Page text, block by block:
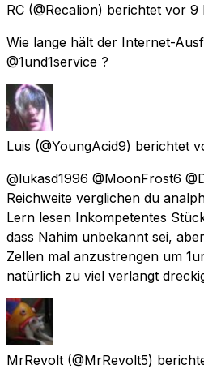
RC (@Recalion) berichtet vor 9
Wie lange hält der Internet-
@1und1service ?
Luis (@YoungAcid9) berichtet
@lukasd1996 @MoonFrost6
Reichweite verglichen du
Lern lesen Inkompetentes
dass Nahim unbekannt sei,
Zellen mal anzustrengen um
natürlich zu viel verlangt
MrRevolt (@MrRevolt5)